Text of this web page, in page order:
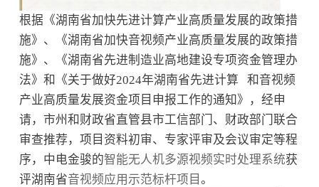
根据《湖南省加快先进计算产业高质量发展的政策措
施》、《湖南省加快音视频产业高质量发展的政策措
施》、《湖南省先进制造业高地建设专项资金管理办
法》和《关于做好2024年湖南省先进计算
和音视频
产业高质量发展资金项目申报工作的通知》，经申
请，市州和财政省直管县市工信部门、财政部门联合
审查推荐，项目资料初审、专家评审及会议审定等程
序，中电金骏的智能无人机多源视频实时处理系统获
评湖南省音视频应用示范标杆项目。